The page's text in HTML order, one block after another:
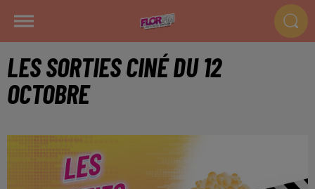
LES SORTIES CINÉ DU 12
OCTOBRE